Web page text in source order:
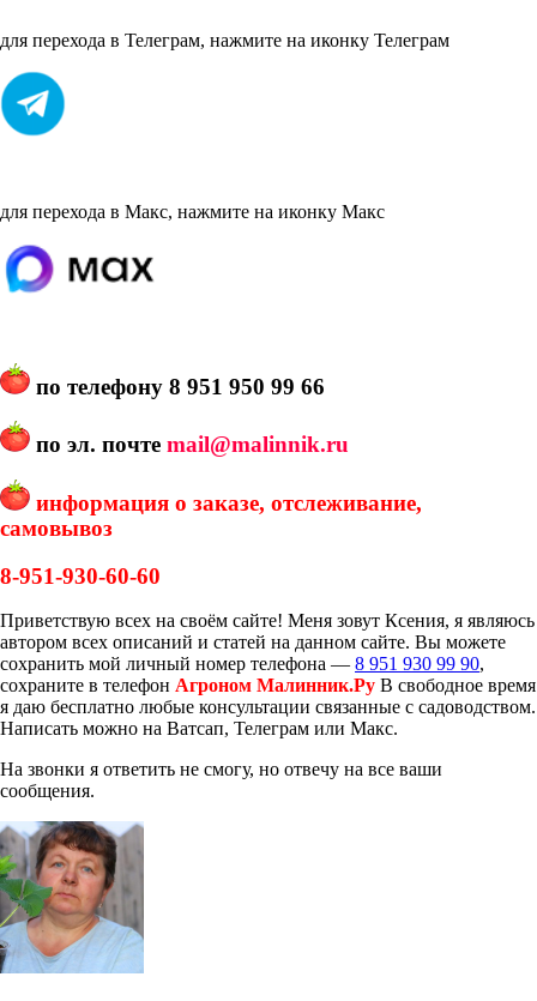
для перехода в Телеграм, нажмите на иконку Телеграм
для перехода в Макс, нажмите на иконку Макс
по телефону 8 951 950 99 66
по эл. почте mail@malinnik.ru
информация о заказе, отслеживание,
самовывоз
8-951-930-60-60
Приветствую всех на своём сайте! Меня зовут Ксения, я являюсь
автором всех описаний и статей на данном сайте. Вы можете
сохранить мой личный номер телефона — 8 951 930 99 90,
сохраните в телефон Агроном Малинник.Ру В свободное время
я даю бесплатно любые консультации связанные с садоводством.
Написать можно на Ватсап, Телеграм или Макс.
На звонки я ответить не смогу, но отвечу на все ваши
сообщения.